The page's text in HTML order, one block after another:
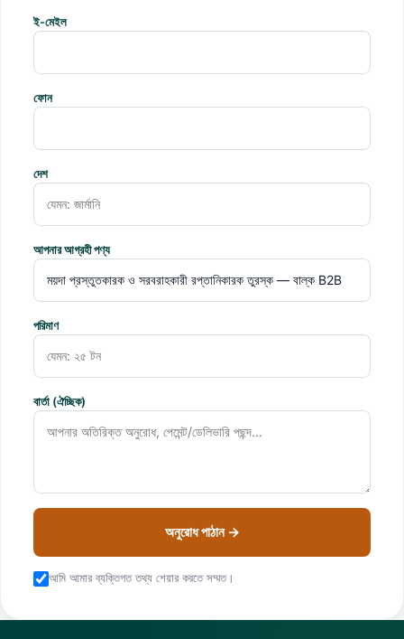
ই-মেইল
ফোন
দেশ
আপনার আগ্রহী পণ্য
পরিমাণ
বার্তা (ঐচ্ছিক)
অনুরোধ পাঠান →
আমি আমার ব্যক্তিগত তথ্য শেয়ার করতে সম্মত।